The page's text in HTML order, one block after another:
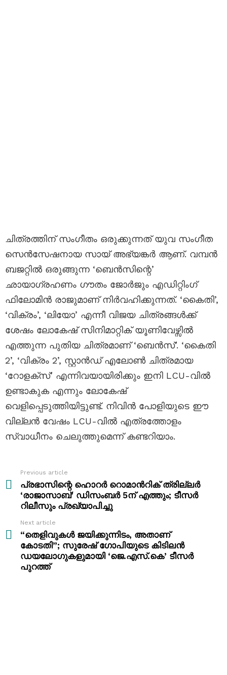
ചിത്രത്തിന് സംഗീതം ഒരുക്കുന്നത് യുവ സംഗീത
സെൻസേഷനായ സായ് അഭ്യങ്കർ ആണ്. വമ്പൻ
ബജറ്റിൽ ഒരുങ്ങുന്ന ‘ബെൻസിന്റെ’
ഛായാഗ്രഹണം ഗൗതം ജോർജും എഡിറ്റിംഗ്
ഫിലോമിൻ രാജുമാണ് നിർവഹിക്കുന്നത്. ‘കൈതി’,
‘വിക്രം’, ‘ലിയോ’ എന്നീ വിജയ ചിത്രങ്ങൾക്ക്
ശേഷം ലോകേഷ് സിനിമാറ്റിക് യൂണിവേഴ്സിൽ
എത്തുന്ന പുതിയ ചിത്രമാണ് ‘ബെൻസ്’. ‘കൈതി
2’, ‘വിക്രം 2’, സ്റ്റാൻഡ് എലോൺ ചിത്രമായ
‘റോളക്സ്’ എന്നിവയായിരിക്കും ഇനി LCU-വിൽ
ഉണ്ടാകുക എന്നും ലോകേഷ്
വെളിപ്പെടുത്തിയിട്ടുണ്ട്. നിവിൻ പോളിയുടെ ഈ
വില്ലൻ വേഷം LCU-വിൽ എത്രത്തോളം
സ്വാധീനം ചെലുത്തുമെന്ന് കണ്ടറിയാം.
more
Previous article
പ്രഭാസിന്റെ ഹൊറർ റൊമാന്‍റിക് ത്രില്ലർ
‘രാജാസാബ്’ ഡിസംബർ 5ന് എത്തും; ടീസർ
റിലീസും പ്രഖ്യാപിച്ചു
Next article
“തെളിവുകൾ ജയിക്കുന്നിടം, അതാണ്
കോടതി”; സുരേഷ് ഗോപിയുടെ കിടിലൻ
ഡയലോഗുകളുമായി ‘ജെ.എസ്.കെ’ ടീസർ
പുറത്ത്